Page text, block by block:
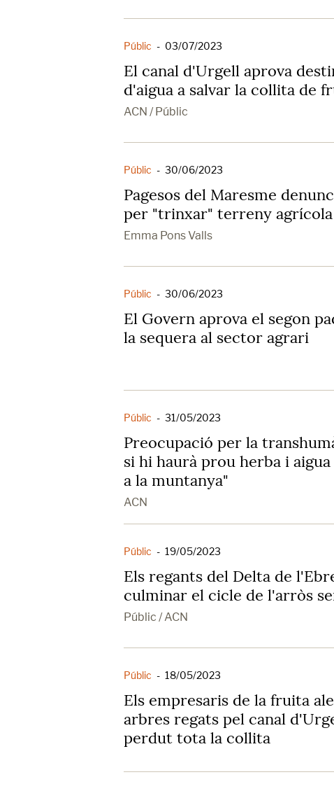
Públic - 03/07/2023
El canal d'Urgell aprova
d'aigua a salvar la collita de
ACN / Públic
Públic - 30/06/2023
Pagesos del Maresme
per "trinxar" terreny
Emma Pons Valls
Públic - 30/06/2023
El Govern aprova el segon
la sequera al sector agrari
Públic - 31/05/2023
Preocupació per la
si hi haurà prou herba i
a la muntanya"
ACN
Públic - 19/05/2023
Els regants del Delta de
culminar el cicle de l'arròs
Públic / ACN
Públic - 18/05/2023
Els empresaris de la fruita
arbres regats pel canal
perdut tota la collita